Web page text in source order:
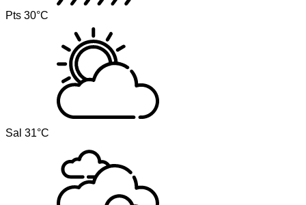
Pts 30°C
Sal 31°C